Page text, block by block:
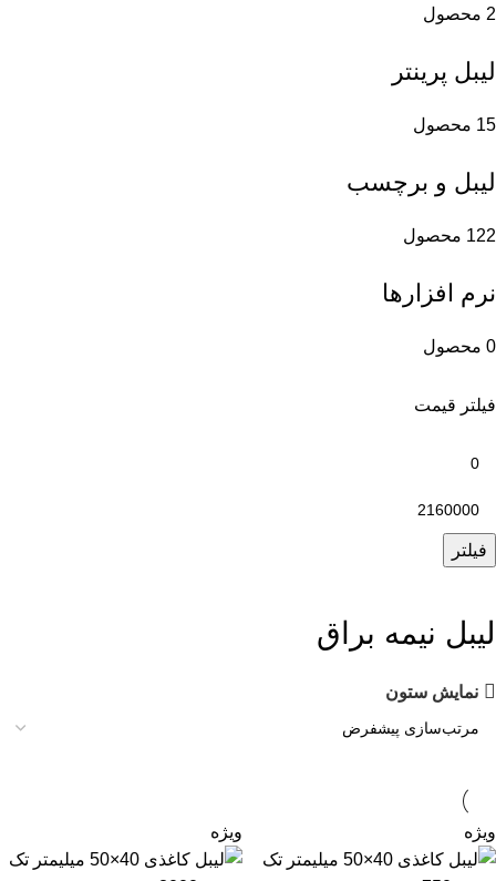
2 محصول
لیبل پرینتر
15 محصول
لیبل و برچسب
122 محصول
نرم افزارها
0 محصول
فیلتر قیمت
فیلتر
لیبل نیمه براق
نمایش ستون
ویژه ویژه